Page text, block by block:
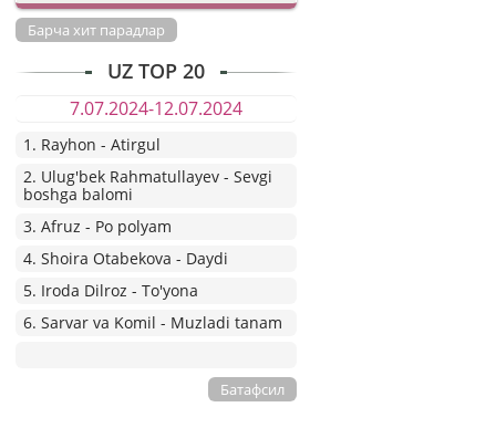
Барча хит парадлар
UZ TOP 20
7.07.2024-12.07.2024
1. Rayhon - Atirgul
2. Ulug'bek Rahmatullayev - Sevgi
boshga balomi
3. Afruz - Po polyam
4. Shoira Otabekova - Daydi
5. Iroda Dilroz - To'yona
6. Sarvar va Komil - Muzladi tanam
Батафсил